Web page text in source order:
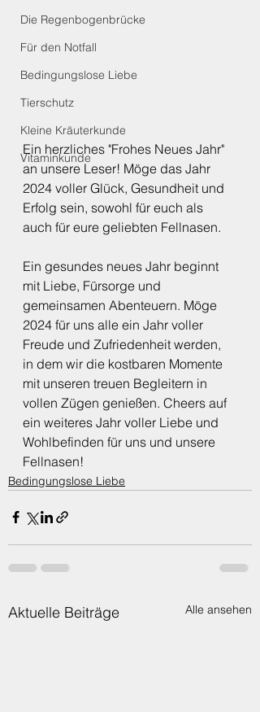
Die Regenbogenbrücke
Für den Notfall
Bedingungslose Liebe
Tierschutz
Kleine Kräuterkunde
Vitaminkunde
Ein herzliches "Frohes Neues Jahr"
an unsere Leser! Möge das Jahr
2024 voller Glück, Gesundheit und
Erfolg sein, sowohl für euch als
auch für eure geliebten Fellnasen.
Ein gesundes neues Jahr beginnt
mit Liebe, Fürsorge und
gemeinsamen Abenteuern. Möge
2024 für uns alle ein Jahr voller
Freude und Zufriedenheit werden,
in dem wir die kostbaren Momente
mit unseren treuen Begleitern in
vollen Zügen genießen. Cheers auf
ein weiteres Jahr voller Liebe und
Wohlbefinden für uns und unsere
Fellnasen!
Bedingungslose Liebe
Aktuelle Beiträge Alle ansehen